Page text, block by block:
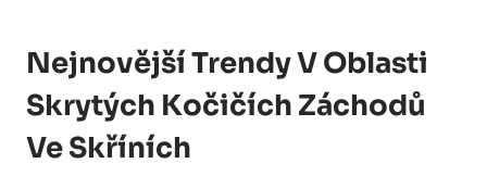
Nejnovější Trendy V Oblasti
Skrytých Kočičích Záchodů
Ve Skříních